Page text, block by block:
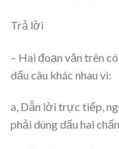
Trả lời
– Hai đoạn văn trên
dấu câu khác nhau vì:
a, Dẫn lời trực tiếp,
phải dùng dấu hai